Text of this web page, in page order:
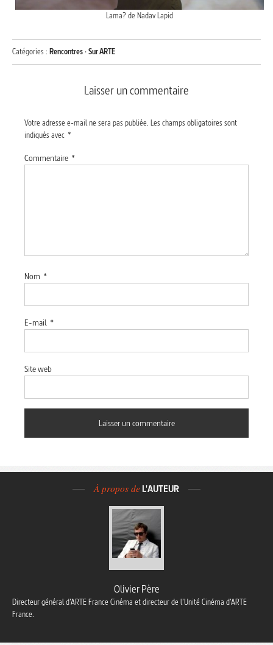
Lama? de Nadav Lapid
Catégories : Rencontres ·Sur ARTE
Laisser un commentaire
Votre adresse e-mail ne sera pas publiée. Les champs obligatoires sont
indiqués avec *
Commentaire *
Nom *
E-mail *
Site web
À propos de L'AUTEUR
Olivier Père
Directeur général d’ARTE France Cinéma et directeur de l’Unité Cinéma d’ARTE
France.